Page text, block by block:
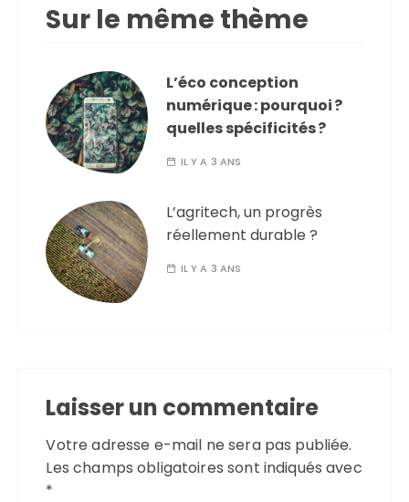
Sur le même thème
L’éco conception
numérique : pourquoi ?
quelles spécificités ?
IL Y A 3 ANS
L’agritech, un progrès
réellement durable ?
IL Y A 3 ANS
Laisser un commentaire
Votre adresse e-mail ne sera pas publiée.
Les champs obligatoires sont indiqués avec
*